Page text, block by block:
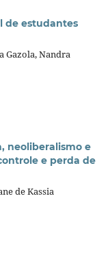
de estudantes
Gazola, Nandra
neoliberalismo e
e perda de
de Kassia